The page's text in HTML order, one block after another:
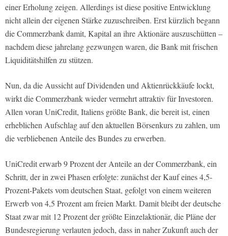
einer Erholung zeigen. Allerdings ist diese positive Entwicklung
nicht allein der eigenen Stärke zuzuschreiben. Erst kürzlich begann
die Commerzbank damit, Kapital an ihre Aktionäre auszuschütten –
nachdem diese jahrelang gezwungen waren, die Bank mit frischen
Liquiditätshilfen zu stützen.
Nun, da die Aussicht auf Dividenden und Aktienrückkäufe lockt,
wirkt die Commerzbank wieder vermehrt attraktiv für Investoren.
Allen voran UniCredit, Italiens größte Bank, die bereit ist, einen
erheblichen Aufschlag auf den aktuellen Börsenkurs zu zahlen, um
die verbliebenen Anteile des Bundes zu erwerben.
UniCredit erwarb 9 Prozent der Anteile an der Commerzbank, ein
Schritt, der in zwei Phasen erfolgte: zunächst der Kauf eines 4,5-
Prozent-Pakets vom deutschen Staat, gefolgt von einem weiteren
Erwerb von 4,5 Prozent am freien Markt. Damit bleibt der deutsche
Staat zwar mit 12 Prozent der größte Einzelaktionär, die Pläne der
Bundesregierung verlauten jedoch, dass in naher Zukunft auch der